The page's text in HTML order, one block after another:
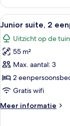
2
toegankelijk
mindervaliden
Alle
foto's
voor
Junior
suite,
2
laden
15
Junior suite, 2
Uitzicht op de tuin
55 m²
Max. aantal: 3
2
Gratis wifi
Meer informatie
Meer